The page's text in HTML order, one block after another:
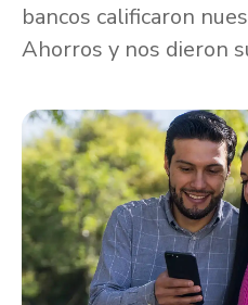
bancos calificaron
Ahorros y nos dieron